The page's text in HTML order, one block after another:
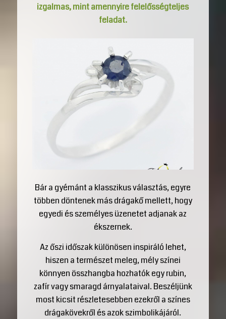
izgalmas, mint amennyire felelősségteljes
feladat.
Bár a gyémánt a klasszikus választás, egyre
többen döntenek más drágakő mellett, hogy
egyedi és személyes üzenetet adjanak az
ékszernek.
Az őszi időszak különösen inspiráló lehet,
hiszen a természet meleg, mély színei
könnyen összhangba hozhatók egy rubin,
zafír vagy smaragd árnyalataival. Beszéljünk
most kicsit részletesebben ezekről a színes
drágakövekről és azok szimbolikájáról.